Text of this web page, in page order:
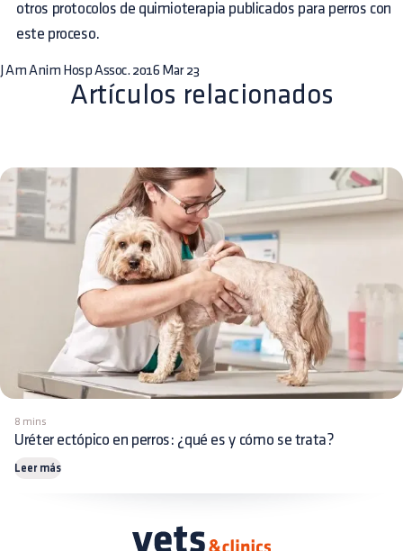
otros protocolos de quimioterapia publicados para perros con
este proceso.
J Am Anim Hosp Assoc. 2016 Mar 23
Artículos relacionados
8 mins
Uréter ectópico en perros: ¿qué es y cómo se trata?
Leer más